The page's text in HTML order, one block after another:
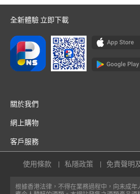
全新體驗 立即下載
關於我們
網上購物
客戶服務
根據香港法律，不得在業務過程中，向未成
使用條款 私隱政策 免責聲明